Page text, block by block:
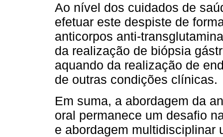
Ao nível dos cuidados de
efetuar este despiste de
anticorpos anti-
da realização de biópsia
aquando da realização de
de outras condições clínicas.
Em suma, a abordagem da
oral permanece um desafio
e abordagem multidisciplinar